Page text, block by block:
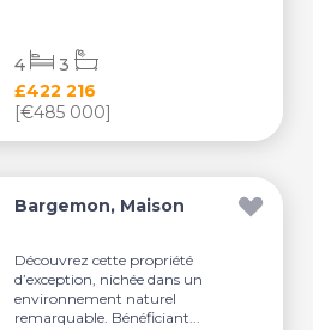
£422 216
[€485 000]
4 3
Bargemon, Maison
Découvrez cette propriété
d’exception, nichée dans un
environnement naturel
remarquable. Bénéficiant...